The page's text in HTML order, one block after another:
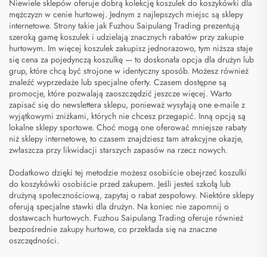
Niewiele sklepów oferuje dobrą kolekcję koszulek do koszykówki dla
mężczyzn w cenie hurtowej. Jednym z najlepszych miejsc są sklepy
internetowe. Strony takie jak Fuzhou Saipulang Trading prezentują
szeroką gamę koszulek i udzielają znacznych rabatów przy zakupie
hurtowym. Im więcej koszulek zakupisz jednorazowo, tym niższa staje
się cena za pojedynczą koszulkę — to doskonała opcja dla drużyn lub
grup, które chcą być strojone w identyczny sposób. Możesz również
znaleźć wyprzedaże lub specjalne oferty. Czasem dostępne są
promocje, które pozwalają zaoszczędzić jeszcze więcej. Warto
zapisać się do newslettera sklepu, ponieważ wysyłają one e-maile z
wyjątkowymi zniżkami, których nie chcesz przegapić. Inną opcją są
lokalne sklepy sportowe. Choć mogą one oferować mniejsze rabaty
niż sklepy internetowe, to czasem znajdziesz tam atrakcyjne okazje,
zwłaszcza przy likwidacji starszych zapasów na rzecz nowych.
Dodatkowo dzięki tej metodzie możesz osobiście obejrzeć koszulki
do koszykówki osobiście przed zakupem. Jeśli jesteś szkołą lub
drużyną społecznościową, zapytaj o rabat zespołowy. Niektóre sklepy
oferują specjalne stawki dla drużyn. Na koniec nie zapomnij o
dostawcach hurtowych. Fuzhou Saipulang Trading oferuje również
bezpośrednie zakupy hurtowe, co przekłada się na znaczne
oszczędności.